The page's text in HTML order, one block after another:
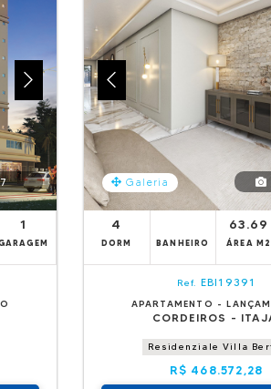
1
Galeria
4
DORM BANHEIRO
63.69
ÁREA M2
Ref. EBI19391
APARTAMENTO -
CORDEIROS -
Residenziale Villa
R$ 468.572,28